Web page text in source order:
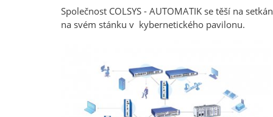
Společnost COLSYS - AUTOMATIK se těší na
na svém stánku v kybernetického pavilonu.